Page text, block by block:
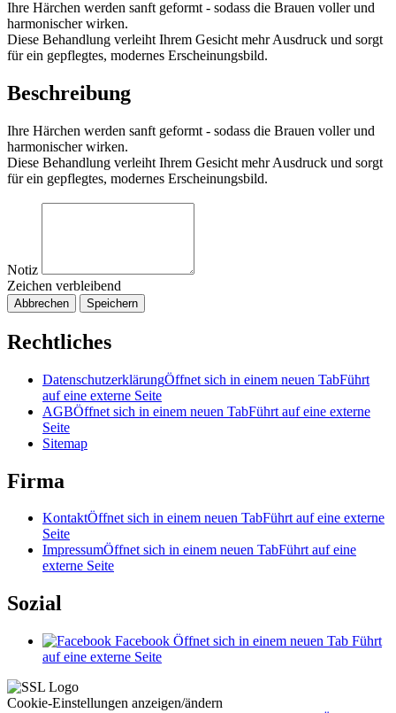
Ihre Härchen werden sanft geformt - sodass die Brauen voller und
harmonischer wirken.
Diese Behandlung verleiht Ihrem Gesicht mehr Ausdruck und sorgt
für ein gepflegtes, modernes Erscheinungsbild.
Beschreibung
Ihre Härchen werden sanft geformt - sodass die Brauen voller und
harmonischer wirken.
Diese Behandlung verleiht Ihrem Gesicht mehr Ausdruck und sorgt
für ein gepflegtes, modernes Erscheinungsbild.
Notiz
Zeichen verbleibend
Abbrechen Speichern
Rechtliches
DatenschutzerklärungÖffnet sich in einem neuen TabFührt
auf eine externe Seite
AGBÖffnet sich in einem neuen TabFührt auf eine externe
Seite
Sitemap
Firma
KontaktÖffnet sich in einem neuen TabFührt auf eine externe
Seite
ImpressumÖffnet sich in einem neuen TabFührt auf eine
externe Seite
Sozial
Facebook Öffnet sich in einem neuen Tab Führt
auf eine externe Seite
Cookie-Einstellungen anzeigen/ändern